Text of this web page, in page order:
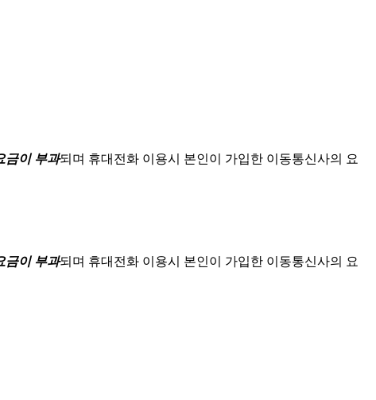
금이 부과되며 휴대전화 이용시 본인이 가입한 이동통신사의 요
금이 부과되며 휴대전화 이용시 본인이 가입한 이동통신사의 요